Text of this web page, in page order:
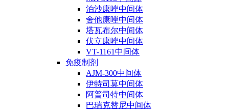
泊沙康唑中间体
舍他康唑中间体
塔瓦布尔中间体
伏立康唑中间体
VT-1161中间体
免疫制剂
AJM-300中间体
伊特司莫中间体
阿普司特中间体
巴瑞克替尼中间体